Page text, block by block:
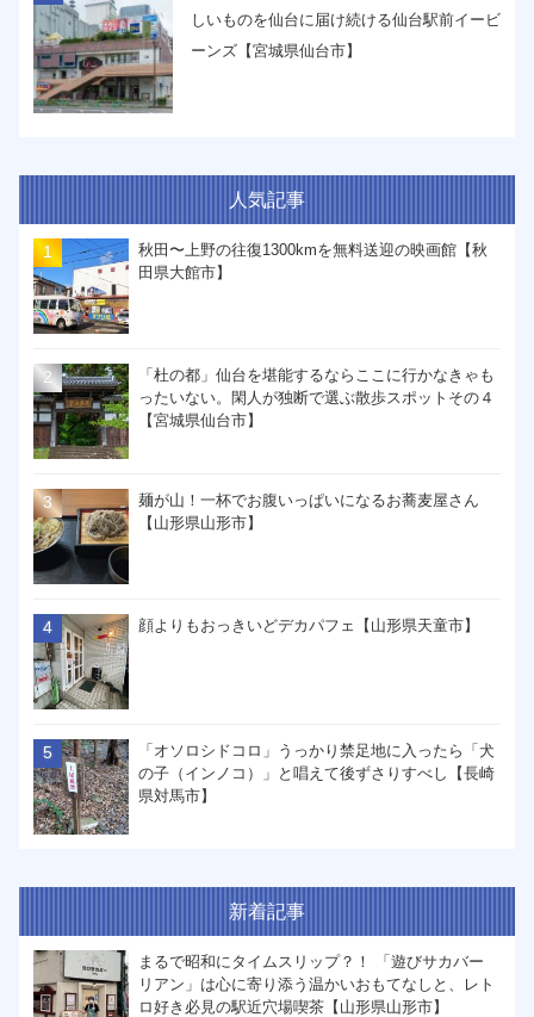
しいものを仙台に届け続ける仙台駅前イービ
ーンズ【宮城県仙台市】
人気記事
秋田〜上野の往復1300kmを無料送迎の映画館【秋
田県大館市】
「杜の都」仙台を堪能するならここに行かなきゃも
ったいない。閑人が独断で選ぶ散歩スポットその４
【宮城県仙台市】
麺が山！一杯でお腹いっぱいになるお蕎麦屋さん
【山形県山形市】
顔よりもおっきいどデカパフェ【山形県天童市】
「オソロシドコロ」うっかり禁足地に入ったら「犬
の子（インノコ）」と唱えて後ずさりすべし【長崎
県対馬市】
新着記事
まるで昭和にタイムスリップ？！ 「遊びサカバー
リアン」は心に寄り添う温かいおもてなしと、レト
ロ好き必見の駅近穴場喫茶【山形県山形市】